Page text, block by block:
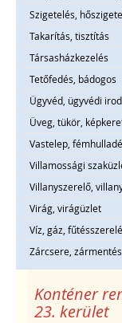
Szigetelés,
Takarítás, tisztítás
Társasházkezelés
Tetőfedés, bádogos
Ügyvéd, ügyvédi
Üveg, tükör,
Vastelep,
Villamossági
Villanyszerelő,
Virág, virágüzlet
Víz, gáz,
Zárcsere, zármentés
Konténer
23. kerület